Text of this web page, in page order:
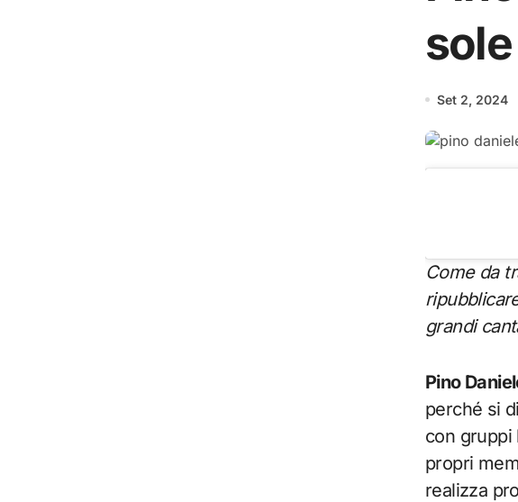
Set 2, 2024
Come da tradizione (recente) dedichiamo agosto alla lettura: per il 2024 abbiamo deciso di
grandi
Pino
perché si
con gruppi
propri
realizza